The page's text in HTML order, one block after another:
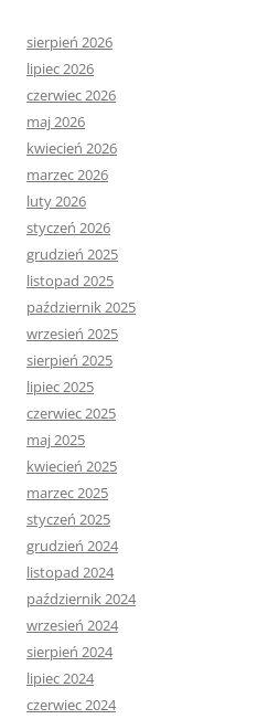
sierpień 2026
lipiec 2026
czerwiec 2026
maj 2026
kwiecień 2026
marzec 2026
luty 2026
styczeń 2026
grudzień 2025
listopad 2025
październik 2025
wrzesień 2025
sierpień 2025
lipiec 2025
czerwiec 2025
maj 2025
kwiecień 2025
marzec 2025
styczeń 2025
grudzień 2024
listopad 2024
październik 2024
wrzesień 2024
sierpień 2024
lipiec 2024
czerwiec 2024